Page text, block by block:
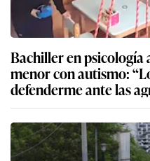
Bachiller en psicología
menor con autismo:
defenderme ante las